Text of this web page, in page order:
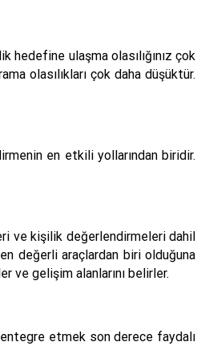
hedefine ulaşma olasılığınız çok
olasılıkları çok daha düşüktür.
en etkili yollarından biridir.
ve kişilik değerlendirmeleri dahil
değerli araçlardan biri olduğuna
ve gelişim alanlarını belirler.
entegre etmek son derece faydalı